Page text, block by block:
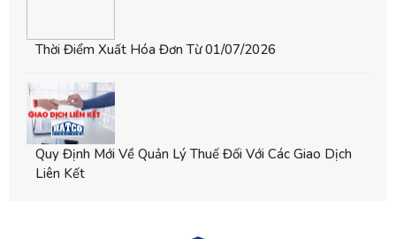
Thời Điểm Xuất Hóa Đơn Từ 01/07/2026
Quy Định Mới Về Quản Lý Thuế Đối Với Các Giao Dịch
Liên Kết